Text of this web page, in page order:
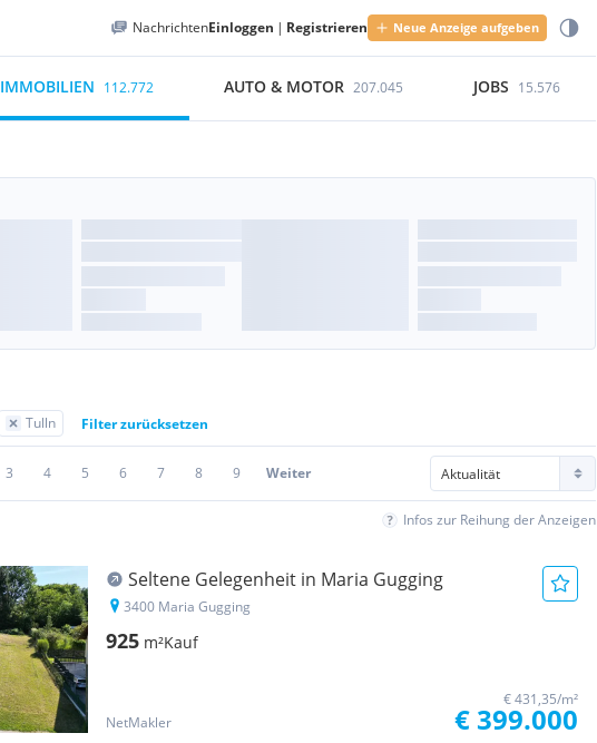
NachrichtenEinloggen | Registrieren Neue Anzeige aufgeben
IMMOBILIEN 112.772 AUTO & MOTOR 207.045 JOBS 15.576
Tulln Filter zurücksetzen
3 4 5 6 7 8 9 Weiter
Infos zur Reihung der Anzeigen
Seltene Gelegenheit in Maria Gugging
3400 Maria Gugging
925 m²Kauf
NetMakler
€ 431,35/m²
€ 399.000